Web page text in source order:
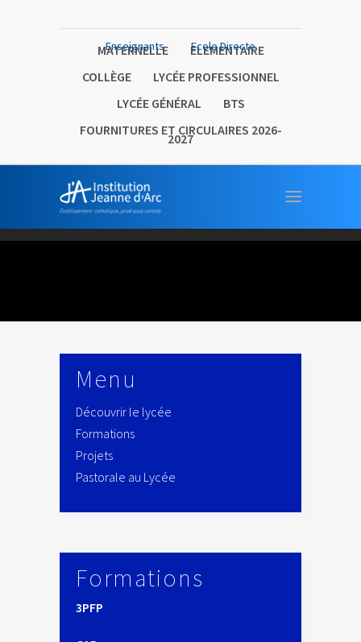
MATERNELLE
ELEMENTAIRE
COLLÈGE
LYCÉE PROFESSIONNEL
LYCÉE GÉNÉRAL
BTS
FOURNITURES ET CIRCULAIRES 2026-
2027
Enseignants Ecole Directe
Menu
Découvrir le lycée
Formations
Projets
Pastorale au Lycée
Formations
3PFP